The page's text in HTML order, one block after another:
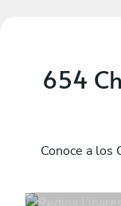
654
Conoce a los
Valencia